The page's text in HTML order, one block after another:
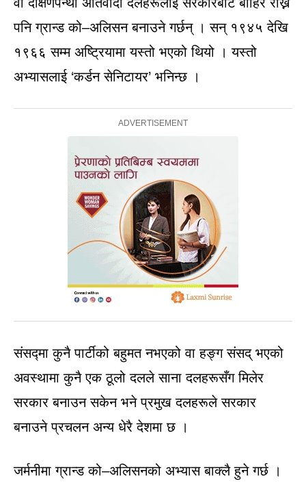
पनि ग्रान्ड को–अलिसन बनाउने गर्छन् । सन् १९४५ देखि
१९६६ सम्म अष्ट्रियामा यस्तो भएको थियो । यस्तो
अभ्यासलाई ‘कर्डन सेनिटायर’ भनिन्छ ।
संसद्मा कुनै पार्टीको बहुमत नभएको वा हङ्ग संसद् भएको
अवस्थामा कुनै एक ठूलो दलले साना दलहरूसँग मिलेर
सरकार बनाउन सकेन भने प्रमुख दलहरूले सरकार
बनाउने प्रचलन अन्य धेरै देशमा छ ।
जर्मनीमा ग्रान्ड को–अलिसनको अभ्यास बाक्लै हुने गर्छ ।